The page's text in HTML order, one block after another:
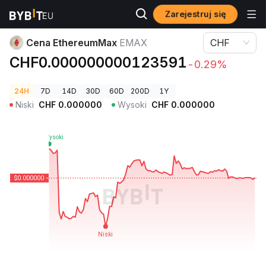
Zarejestruj się
Ceny kryptowalut Cena EthereumMax EMAX
Cena EthereumMax EMAX
CHF0.000000000123591 -0.29%
CHF
24H 7D 14D 30D 60D 200D 1Y
Niski CHF 0.000000 Wysoki CHF 0.000000